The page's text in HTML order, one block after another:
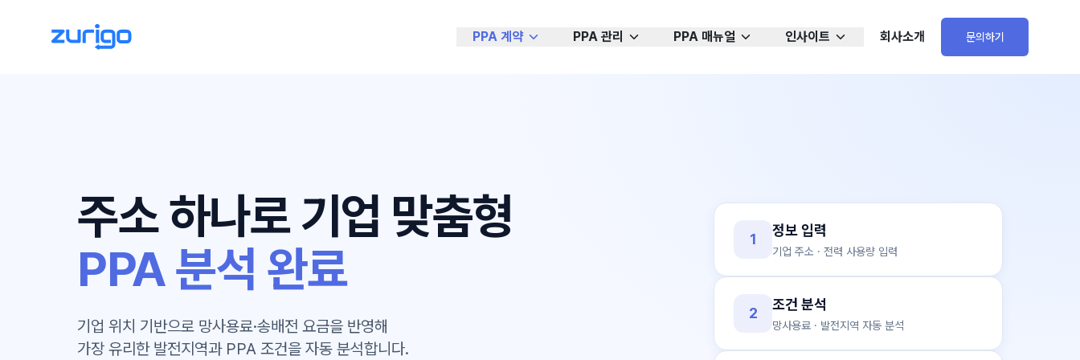
PPA 계약 PPA 관리 PPA 매뉴얼 인사이트 회사소개 문의하기
주소 하나로 기업 맞춤형
PPA 분석 완료
기업 위치 기반으로 망사용료·송배전 요금을 반영해
가장 유리한 발전지역과 PPA 조건을 자동 분석합니다.
1
정보 입력
기업 주소 · 전력 사용량 입력
2
조건 분석
망사용료 · 발전지역 자동 분석